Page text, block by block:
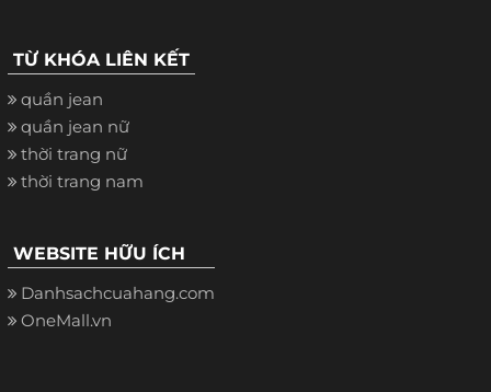
TỪ KHÓA LIÊN KẾT
quần jean
quần jean nữ
thời trang nữ
thời trang nam
WEBSITE HỮU ÍCH
Danhsachcuahang.com
OneMall.vn